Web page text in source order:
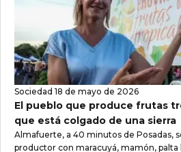
Sociedad 18 de mayo de 2026
El pueblo que produce frutas
que está colgado de una sierra
Almafuerte, a 40 minutos de Posadas,
productor con maracuyá, mamón, palta